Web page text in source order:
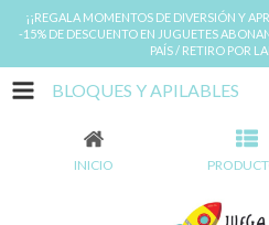
¡¡REGALA MOMENTOS DE DIVERSIÓN Y
-15% DE DESCUENTO EN JUGUETES
PAÍS / RETIRO POR
BLOQUES Y APILABLES
INICIO